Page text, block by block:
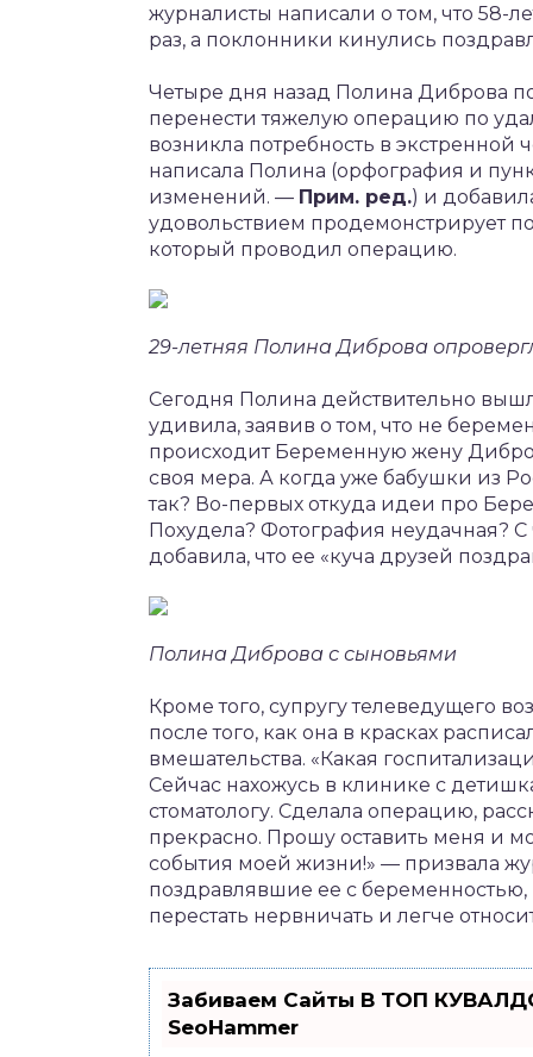
журналисты написали о том, что 58-
раз, а поклонники кинулись
Четыре дня назад Полина Диброва
перенести тяжелую операцию по
возникла потребность в
написала Полина (орфография и
изменений. — Прим. ред.) и
удовольствием продемонстрирует
который проводил операцию.
29-летняя Полина Диброва
Сегодня Полина действительно
удивила, заявив о том, что не
происходит Беременную жену
своя мера. А когда уже бабушки из
так? Во-первых откуда идеи про
Похудела? Фотография неудачная?
добавила, что ее «куча друзей
Полина Диброва с сыновьями
Кроме того, супругу телеведущего
после того, как она в красках
вмешательства. «Какая
Сейчас нахожусь в клинике с
стоматологу. Сделала операцию,
прекрасно. Прошу оставить меня и
события моей жизни!» — призвала
поздравлявшие ее с
перестать нервничать и легче
Забиваем Сайты В ТОП
SeoHammer